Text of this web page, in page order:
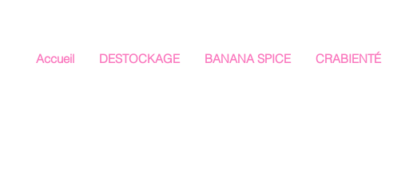
Accueil DESTOCKAGE BANANA SPICE CRABIENTÉ